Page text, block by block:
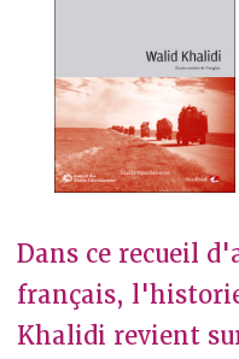
Dans ce recueil
français,
Khalidi revient